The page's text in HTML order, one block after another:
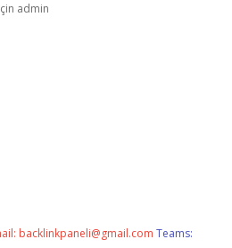
admin
backlinkpaneli@gmail.com Teams: